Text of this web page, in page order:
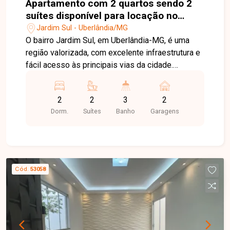
Apartamento com 2 quartos sendo 2
suítes disponível para locação no
bairro Jardim Sul em Uberlândia-MG
Jardim Sul - Uberlândia/MG
O bairro Jardim Sul, em Uberlândia-MG, é uma
região valorizada, com excelente infraestrutura e
fácil acesso às principais vias da cidade.
farmácias e diversos serviços, oferece
praticidade, conforto e qualidade de vida.
Apartamento disponível para locação com
lavabo, cozinha completa com armários e
cooktop, lavanderia independente com armários,
ampla varanda com bancada e pia, além de 02
vagas de garagem térreas para veículos de
grande porte. O condomínio oferece
infraestrutura completa de lazer e conveniência,
2
Dorm.
2
Suítes
3
Banho
2
Garagens
Cód. 53058